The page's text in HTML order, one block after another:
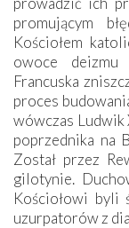
promującym
Kościołem
owoce
Francuska
proces
wówczas Ludwik
poprzednika na
Został przez
gilotynie.
Kościołowi byli
uzurpatorów z